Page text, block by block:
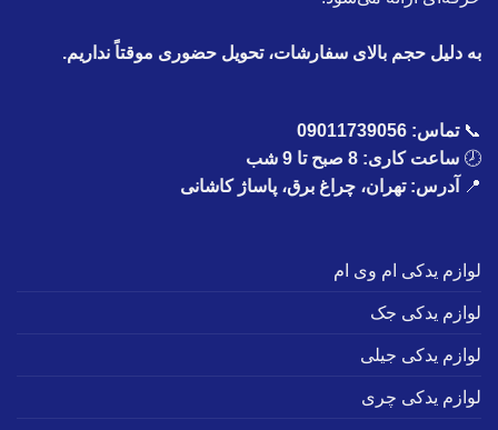
به دلیل حجم بالای سفارشات، تحویل حضوری موقتاً نداریم.
📞تماس: 09011739056
🕗 ساعت کاری: 8 صبح تا 9 شب
📍
آدرس: تهران، چراغ برق، پاساژ کاشانی
لوازم یدکی ام وی ام
لوازم یدکی جک
لوازم یدکی جیلی
لوازم یدکی چری